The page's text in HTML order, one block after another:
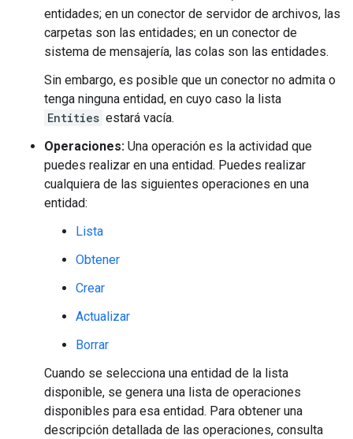
entidades; en un conector de servidor de archivos, las
carpetas son las entidades; en un conector de
sistema de mensajería, las colas son las entidades.
Sin embargo, es posible que un conector no admita o
tenga ninguna entidad, en cuyo caso la lista
Entities estará vacía.
Operaciones: Una operación es la actividad que
puedes realizar en una entidad. Puedes realizar
cualquiera de las siguientes operaciones en una
entidad:
Lista
Obtener
Crear
Actualizar
Borrar
Cuando se selecciona una entidad de la lista
disponible, se genera una lista de operaciones
disponibles para esa entidad. Para obtener una
descripción detallada de las operaciones, consulta